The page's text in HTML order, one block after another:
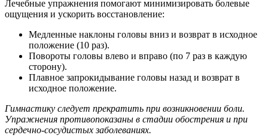
Лечебные упражнения помогают минимизировать болевые
ощущения и ускорить восстановление:
Медленные наклоны головы вниз и возврат в исходное
положение (10 раз).
Повороты головы влево и вправо (по 7 раз в каждую
сторону).
Плавное запрокидывание головы назад и возврат в
исходное положение.
Гимнастику следует прекратить при возникновении боли.
Упражнения противопоказаны в стадии обострения и при
сердечно-сосудистых заболеваниях.